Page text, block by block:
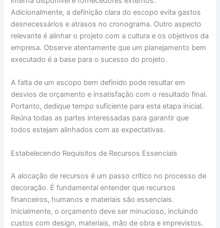
Adicionalmente, a definição clara do escopo evita gastos
desnecessários e atrasos no cronograma. Outro aspecto
relevante é alinhar o projeto com a cultura e os objetivos da
empresa. Observe atentamente que um planejamento bem
executado é a base para o sucesso do projeto.
A falta de um escopo bem definido pode resultar em
desvios de orçamento e insatisfação com o resultado final.
Portanto, dedique tempo suficiente para esta etapa inicial.
Reúna todas as partes interessadas para garantir que
todos estejam alinhados com as expectativas.
Estabelecendo Requisitos de Recursos Essenciais
A alocação de recursos é um passo crítico no processo de
decoração. É fundamental entender que recursos
financeiros, humanos e materiais são essenciais.
Inicialmente, o orçamento deve ser minucioso, incluindo
custos com design, materiais, mão de obra e imprevistos.